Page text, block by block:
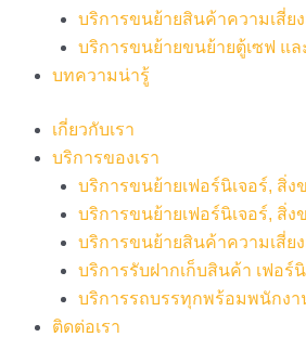
บริการขนย้ายสินค้าความเสี่ย
บริการขนย้ายขนย้ายตู้เซฟ แล
บทความน่ารู้
เกี่ยวกับเรา
บริการของเรา
บริการขนย้ายเฟอร์นิเจอร์, สิ่
บริการขนย้ายเฟอร์นิเจอร์, สิ่
บริการขนย้ายสินค้าความเสี่ยง
บริการรับฝากเก็บสินค้า เฟอร์
บริการรถบรรทุกพร้อมพนักงา
ติดต่อเรา